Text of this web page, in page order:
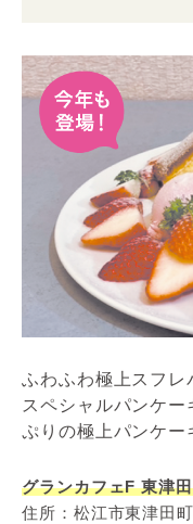
ふわふわ極上スフ
スペシャルパンケ
ぷりの極上パンケー
グランカフェF 東津
住所：松江市東津田